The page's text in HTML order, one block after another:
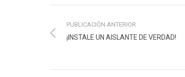
PUBLICACIÓN ANTERIOR
¡INSTALE UN AISLANTE DE VERDAD!